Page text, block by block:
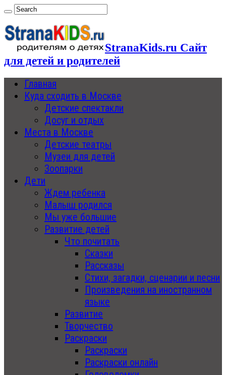
StranaKids.ru Сайт
для детей и родителей
Главная
Куда сходить в Москве
Детские спектакли
Досуг и отдых
Места в Москве
Детские театры
Музеи для детей
Зоопарки
Дети
Ждем ребенка
Малыш родился
Мы уже большие
Развитие детей
Что почитать
Сказки
Рассказы
Стихи, загадки, сценарии и песни
Произведения на иностранном
языке
Развитие
Творчество
Раскраски
Раскраски
Раскраски онлайн